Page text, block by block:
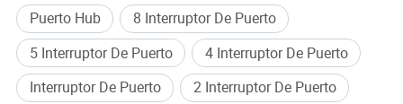
2)Precio económico, exquisitamente hecho,
experiencia & CC responsable que usted puede
responder. 3)se proporciona el mejor servicio de
posventa.
4)nuestras ventajas: Excelente calidad, mejor servicio,
Puerto Hub
8 Interruptor De Puerto
5 Interruptor De Puerto
4 Interruptor De Puerto
Interruptor De Puerto
2 Interruptor De Puerto